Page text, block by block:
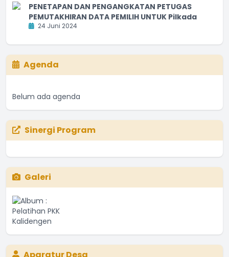
PENETAPAN DAN PENGANGKATAN PETUGAS
PEMUTAKHIRAN DATA PEMILIH UNTUK Pilkada
24 Juni 2024
Agenda
Belum ada agenda
Sinergi Program
Galeri
Aparatur Desa